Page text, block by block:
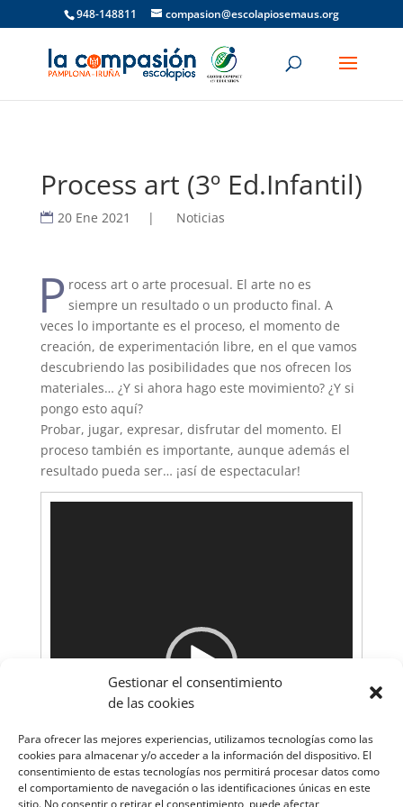
Gestionar el consentimiento
de las cookies
Para ofrecer las mejores experiencias, utilizamos tecnologías como las
cookies para almacenar y/o acceder a la información del dispositivo. El
consentimiento de estas tecnologías nos permitirá procesar datos como
el comportamiento de navegación o las identificaciones únicas en este
sitio. No consentir o retirar el consentimiento, puede afectar
948-148811 compasion@escolapiosemaus.org
Process art (3º Ed.Infantil)
20 Ene 2021 | Noticias
P rocess art o arte procesual. El arte no es
siempre un resultado o un producto final. A
veces lo importante es el proceso, el momento de
creación, de experimentación libre, en el que vamos
descubriendo las posibilidades que nos ofrecen los
materiales… ¿Y si ahora hago este movimiento? ¿Y si
pongo esto aquí?
Probar, jugar, expresar, disfrutar del momento. El
proceso también es importante, aunque además el
resultado pueda ser… ¡así de espectacular!